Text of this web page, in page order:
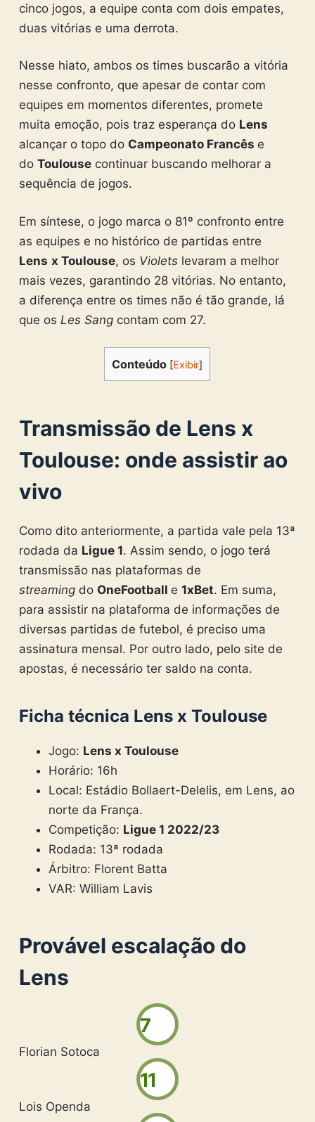
cinco jogos, a equipe conta com dois empates,
duas vitórias e uma derrota.
Nesse hiato, ambos os times buscarão a vitória
nesse confronto, que apesar de contar com
equipes em momentos diferentes, promete
muita emoção, pois traz esperança do Lens
alcançar o topo do Campeonato Francês e
do Toulousecontinuar buscando melhorar a
sequência de jogos.
Em síntese, o jogo marca o 81º confronto entre
as equipes e no histórico de partidas entre
Lens x Toulouse, os Violetslevaram a melhor
mais vezes, garantindo 28 vitórias. No entanto,
a diferença entre os times não é tão grande, lá
que os Les Sangcontam com 27.
Conteúdo [Exibir]
Transmissão de Lens x
Toulouse: onde assistir ao
vivo
Como dito anteriormente, a partida vale pela 13ª
rodada da Ligue 1. Assim sendo, o jogo terá
transmissão nas plataformas de
streamingdo OneFootball e 1xBet. Em suma,
para assistir na plataforma de informações de
diversas partidas de futebol, é preciso uma
assinatura mensal. Por outro lado, pelo site de
apostas, é necessário ter saldo na conta.
Ficha técnica Lens x Toulouse
Jogo: Lens x Toulouse
Horário: 16h
Local: Estádio Bollaert-Delelis, em Lens, ao
norte da França.
Competição: Ligue 1 2022/23
Rodada: 13ª rodada
Árbitro: Florent Batta
VAR: William Lavis
Provável escalação do
Lens
7
Florian Sotoca
11
Lois Openda